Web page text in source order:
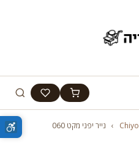
› נייר יפני מקט 060